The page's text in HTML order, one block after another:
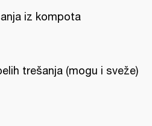
iz kompota
trešanja (mogu i sveže)